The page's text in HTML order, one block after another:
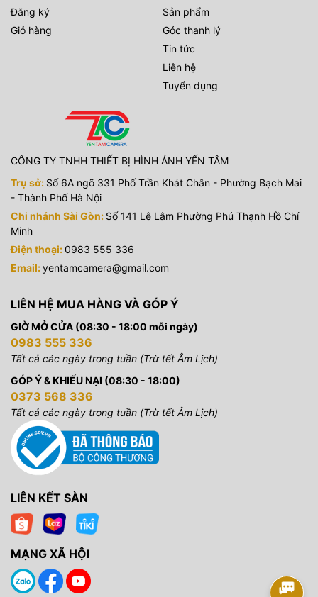
Đăng ký
Giỏ hàng
Sản phẩm
Góc thanh lý
Tin tức
Liên hệ
Tuyển dụng
CÔNG TY TNHH THIẾT BỊ HÌNH ẢNH YẾN TÂM
Trụ sở: Số 6A ngõ 331 Phố Trần Khát Chân - Phường Bạch Mai
- Thành Phố Hà Nội
Chi nhánh Sài Gòn: Số 141 Lê Lâm Phường Phú Thạnh Hồ Chí
Minh
Điện thoại:0983 555 336
Email:yentamcamera@gmail.com
LIÊN HỆ MUA HÀNG VÀ GÓP Ý
GIỜ MỞ CỬA (08:30 - 18:00 mỗi ngày)
0983 555 336
Tất cả các ngày trong tuần (Trừ tết Âm Lịch)
GÓP Ý & KHIẾU NẠI (08:30 - 18:00)
0373 568 336
Tất cả các ngày trong tuần (Trừ tết Âm Lịch)
LIÊN KẾT SÀN
MẠNG XÃ HỘI